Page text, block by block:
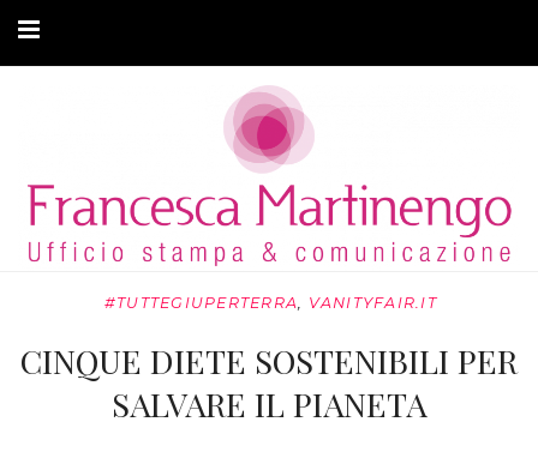
ARTICOLI
MODA ADATTIVA
PRIVACY
#TUTTEGIUPERTERRA, VANITYFAIR.IT
CINQUE DIETE SOSTENIBILI PER
SALVARE IL PIANETA